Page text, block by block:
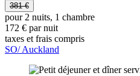
381 €
pour 2 nuits, 1 chambre
172 € par nuit
taxes et frais compris
SO/ Auckland